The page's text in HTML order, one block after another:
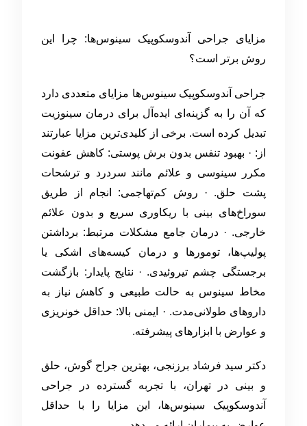
مزایای جراحی آندوسکوپیک سینوس‌ها: چرا این
روش برتر است؟
جراحی آندوسکوپیک سینوس‌ها مزایای متعددی دارد
که آن را به گزینه‌ای ایده‌آل برای درمان سینوزیت
تبدیل کرده است. برخی از کلیدی‌ترین مزایا عبارتند
از: · بهبود تنفس بدون برش پوستی: کاهش عفونت
مکرر سینوسی و علائم مانند سردرد و ترشحات
پشت حلق. · روش کم‌تهاجمی: انجام از طریق
سوراخ‌های بینی با ریکاوری سریع و بدون علائم
خارجی. · درمان جامع مشکلات مرتبط: برداشتن
پولیپ‌ها، تومورها و درمان کیسه‌های اشکی یا
برجستگی چشم تیروئیدی. · نتایج پایدار: بازگشت
مخاط سینوس به حالت طبیعی و کاهش نیاز به
داروهای طولانی‌مدت. · ایمنی بالا: حداقل خونریزی
و عوارض با ابزارهای پیشرفته.
دکتر سید فرشاد برزنجی، بهترین جراح گوش، حلق
و بینی در تهران، با تجربه گسترده در جراحی
آندوسکوپیک سینوس‌ها، این مزایا را با حداقل